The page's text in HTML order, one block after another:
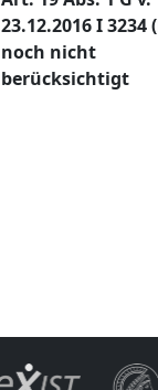
23.12.2016 I 3234
noch nicht
berücksichtigt